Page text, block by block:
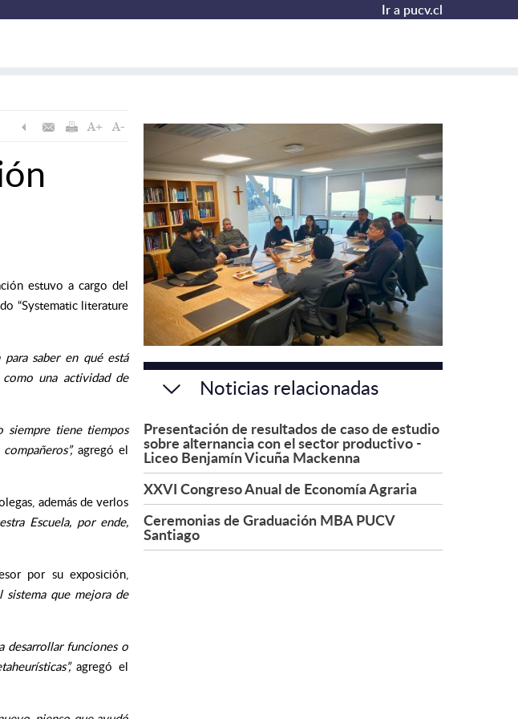
Ir a pucv.cl
estuvo a cargo del
“Systematic literature
saber en qué está
una actividad de
siempre tiene tiempos
agregó el
además de verlos
Escuela, por ende,
por su exposición,
sistema que mejora de
desarrollar funciones o
agregó el
Noticias relacionadas
Presentación de resultados de caso de estudio
sobre alternancia con el sector productivo -
Liceo Benjamín Vicuña Mackenna
XXVI Congreso Anual de Economía Agraria
Ceremonias de Graduación MBA PUCV
Santiago